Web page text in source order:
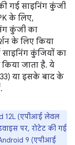
गई साइनिंग कुंजी
के लिए,
कुंजी का
के लिए किया
साइनिंग कुंजियों का
जाता है. ये
या इसके बाद के
12L (एपीआई लेवल
पर, रोटेट की गई
9 (एपीआई